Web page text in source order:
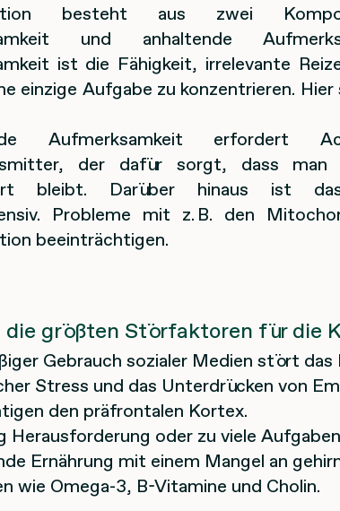
besteht aus zwei
und anhaltende
ist die Fähigkeit, irrelevante
einzige Aufgabe zu konzentrieren.
Aufmerksamkeit erfordert
der dafür sorgt, dass man
bleibt. Darüber hinaus ist
Probleme mit z. B. den
beeinträchtigen.
die größten Störfaktoren für die
Gebrauch sozialer Medien stört
Stress und das Unterdrücken von
den präfrontalen Kortex.
Herausforderung oder zu viele
Ernährung mit einem Mangel an
wie Omega-3, B-Vitamine und Cholin.